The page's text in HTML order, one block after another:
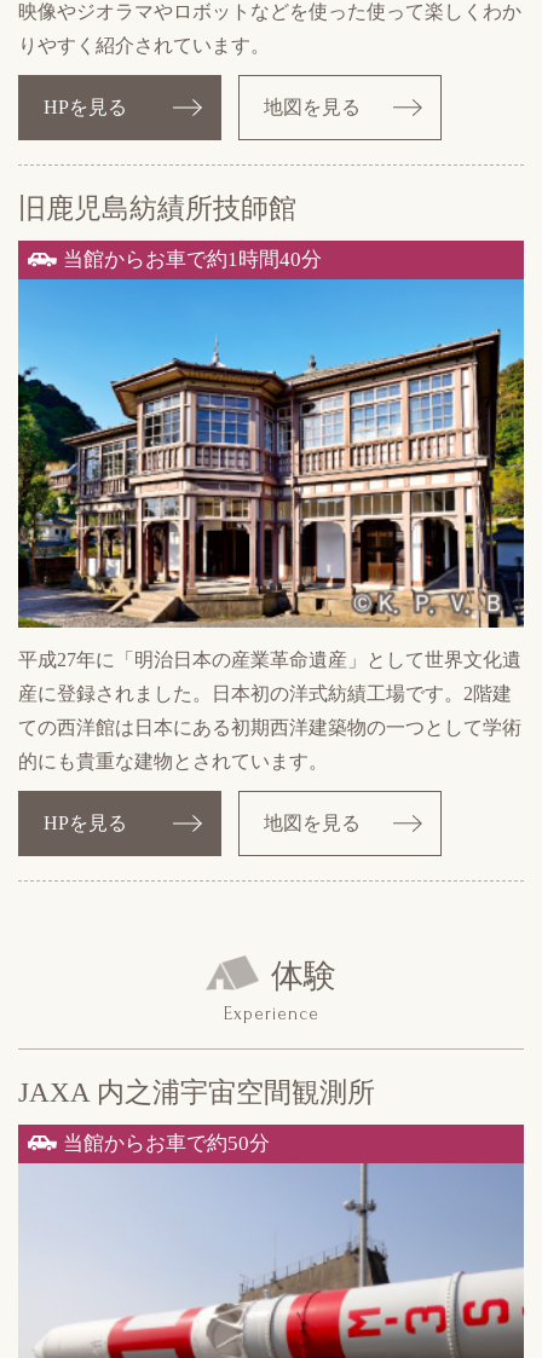
映像やジオラマやロボットなどを使った使って楽しくわか
りやすく紹介されています。
HPを見る 地図を見る
旧鹿児島紡績所技師館
当館からお車で約1時間40分
平成27年に「明治日本の産業革命遺産」として世界文化遺
産に登録されました。日本初の洋式紡績工場です。2階建
ての西洋館は日本にある初期西洋建築物の一つとして学術
的にも貴重な建物とされています。
HPを見る 地図を見る
体験
Experience
JAXA 内之浦宇宙空間観測所
当館からお車で約50分